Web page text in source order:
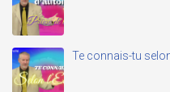
Te connais-tu